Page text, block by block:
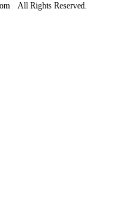
All Rights Reserved.